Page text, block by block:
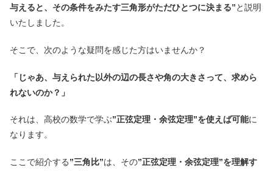
与えると、その条件をみたす三角形がただひとつに決まる”と説明
いたしました。
そこで、次のような疑問を感じた方はいませんか？
「じゃあ、与えられた以外の辺の長さや角の大きさって、求めら
れないのか？」
それは、高校の数学で学ぶ”正弦定理・余弦定理”を使えば可能に
なります。
ここで紹介する”三角比”は、その”正弦定理・余弦定理”を理解す